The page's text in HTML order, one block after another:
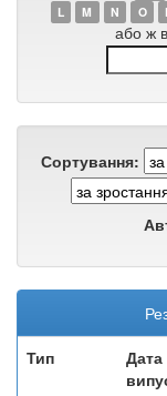
L
M N O
або ж
Сортування:
Тип
Дата